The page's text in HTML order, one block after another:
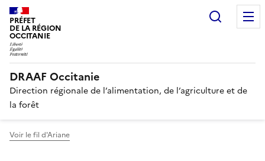
PRÉFET
DE LA RÉGION
OCCITANIE
DRAAF Occitanie
Direction régionale de l’alimentation, de l’agriculture et de
la forêt
Voir le fil d'Ariane